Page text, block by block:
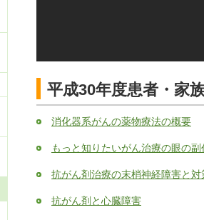
平成30年度患者・家
消化器系がんの薬物療法の概要
もっと知りたいがん治療の眼の副
抗がん剤治療の末梢神経障害と対
抗がん剤と心臓障害